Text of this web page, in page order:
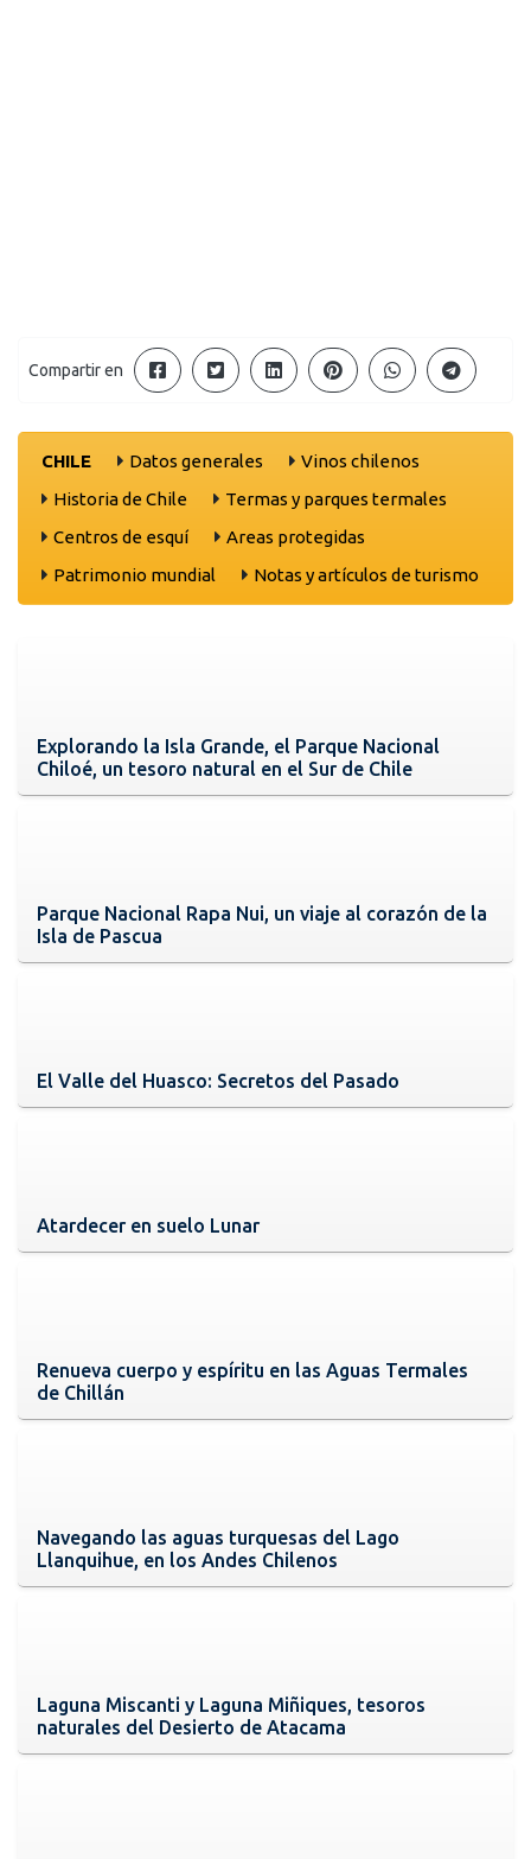
Compartir en
CHILE Datos generales
Vinos chilenos
Historia de Chile
Termas y parques termales
Centros de esquí
Areas protegidas
Patrimonio mundial
Notas y artículos de turismo
Explorando la Isla Grande, el Parque Nacional
Chiloé, un tesoro natural en el Sur de Chile
Parque Nacional Rapa Nui, un viaje al corazón de la
Isla de Pascua
El Valle del Huasco: Secretos del Pasado
Atardecer en suelo Lunar
Renueva cuerpo y espíritu en las Aguas Termales
de Chillán
Navegando las aguas turquesas del Lago
Llanquihue, en los Andes Chilenos
Laguna Miscanti y Laguna Miñiques, tesoros
naturales del Desierto de Atacama